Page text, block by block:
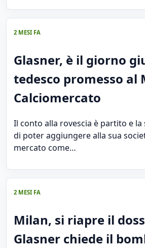
2 MESI FA
Glasner, è il giorno
tedesco promesso al
Calciomercato
Il conto alla rovescia è partito e
di poter aggiungere alla sua
mercato come…
2 MESI FA
Milan, si riapre il
Glasner chiede il